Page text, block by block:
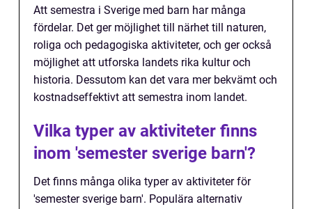
Att semestra i Sverige med barn har många
fördelar. Det ger möjlighet till närhet till naturen,
roliga och pedagogiska aktiviteter, och ger också
möjlighet att utforska landets rika kultur och
historia. Dessutom kan det vara mer bekvämt och
kostnadseffektivt att semestra inom landet.
Vilka typer av aktiviteter finns
inom 'semester sverige barn'?
Det finns många olika typer av aktiviteter för
'semester sverige barn'. Populära alternativ